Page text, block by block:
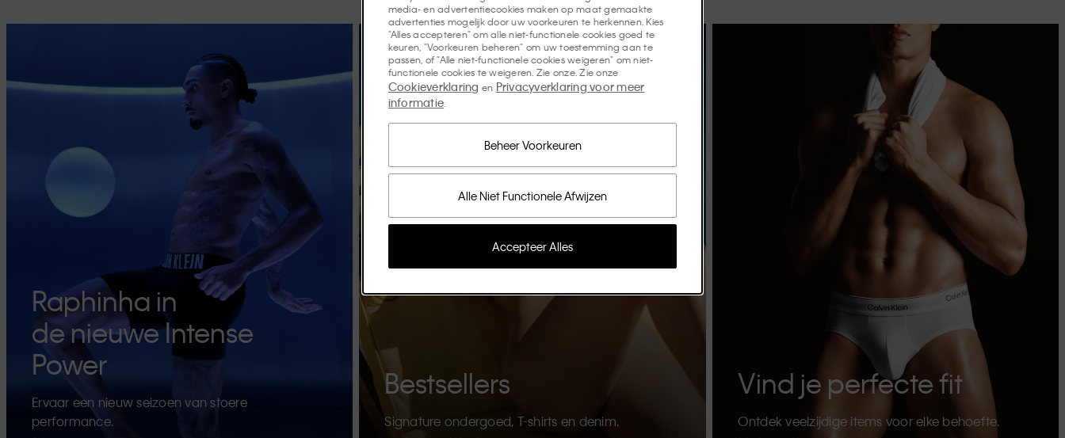
Raphinha in
de nieuwe Intense
Power
Ervaar een nieuw seizoen van stoere
performance.
Bestsellers
Signature ondergoed, T-shirts en denim.
Vind je perfecte fit
Ontdek veelzijdige items voor elke behoefte.
media- en advertentiecookies maken op maat gemaakte
advertenties mogelijk door uw voorkeuren te herkennen. Kies
"Alles accepteren" om alle niet-functionele cookies goed te
keuren, "Voorkeuren beheren" om uw toestemming aan te
passen, of "Alle niet-functionele cookies weigeren" om niet-
functionele cookies te weigeren. Zie onze. Zie onze
Cookieverklaring en Privacyverklaring voor meer
informatie
Alle Niet Functionele Afwijzen
Beheer Voorkeuren
Accepteer Alles